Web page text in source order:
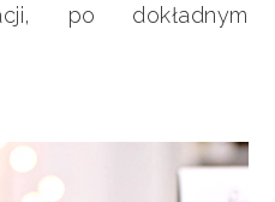
po dokładnym